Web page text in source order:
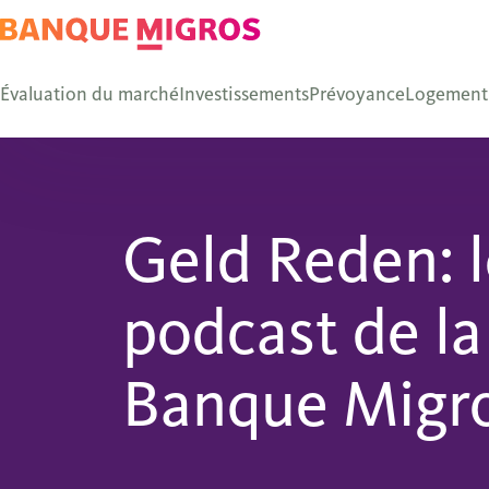
Évaluation du marchéInvestissementsPrévoyanceLogement
Geld Reden:
podcast de la
Banque